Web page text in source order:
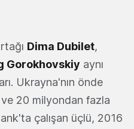
Dima Dubilet,
Gorokhovskiy aynı
Ukrayna'nın önde
20 milyondan fazla
çalışan üçlü, 2016